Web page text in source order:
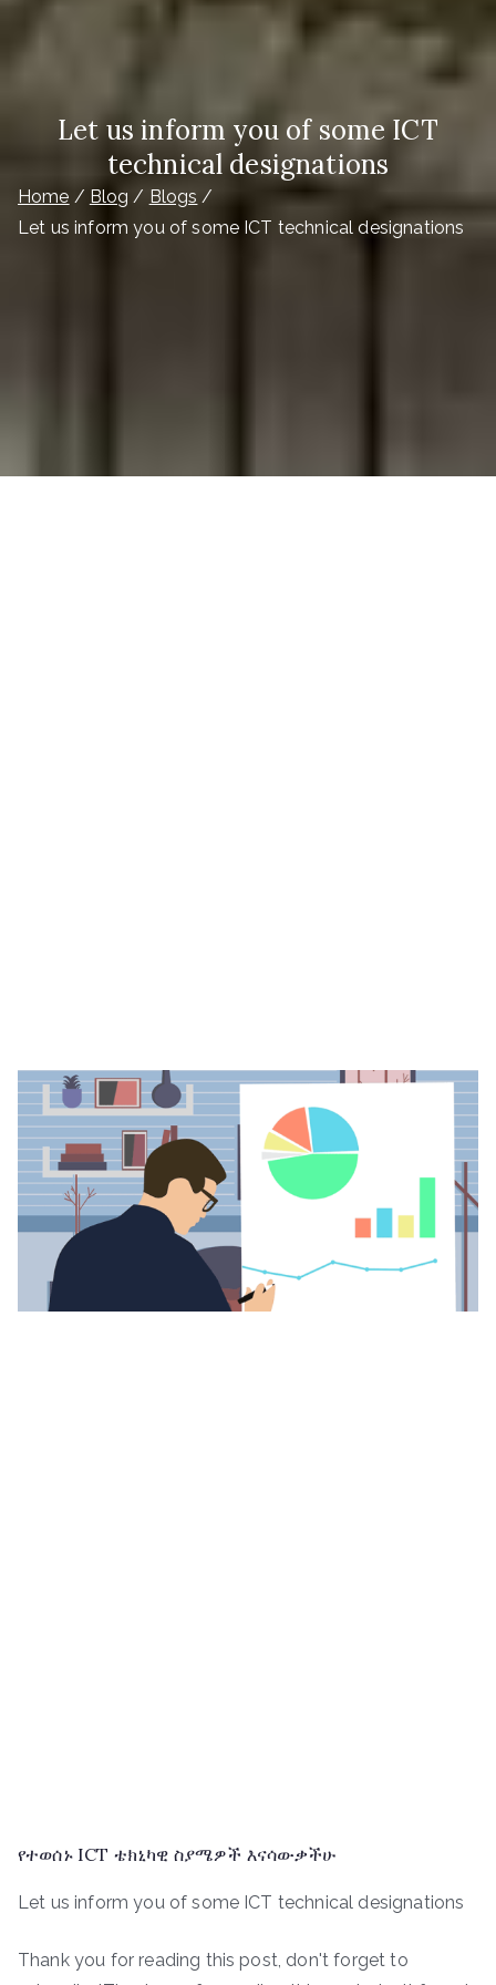
Let us inform you of some ICT
technical designations
Home Blog
Blogs
Let us inform you of some ICT technical designations
የተወሰኑ ICT ቴክኒካዊ ስያሜዎች እናሳውቃችሁ
Let us inform you of some ICT technical designations
Thank you for reading this post, don't forget to